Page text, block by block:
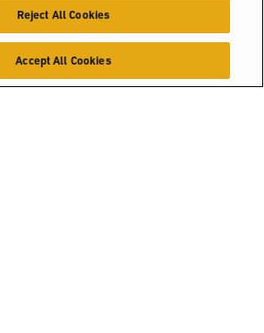
Reject All Cookies
Accept All Cookies